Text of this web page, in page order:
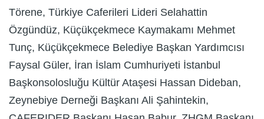
Törene, Türkiye Caferileri Lideri Selahattin
Özgündüz, Küçükçekmece Kaymakamı Mehmet
Tunç, Küçükçekmece Belediye Başkan Yardımcısı
Faysal Güler, İran İslam Cumhuriyeti İstanbul
Başkonsolosluğu Kültür Ataşesi Hassan Dideban,
Zeynebiye Derneği Başkanı Ali Şahintekin,